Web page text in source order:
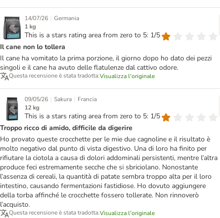
14/07/26 | Germania
1 kg
This is a stars rating area from zero to 5: 1/5
Il cane non lo tollera
Il cane ha vomitato la prima porzione, il giorno dopo ho dato dei pezzi
singoli e il cane ha avuto delle flatulenze dal cattivo odore.
Questa recensione è stata tradotta.Visualizza l'originale
09/05/26 | Sakura | Francia
12 kg
This is a stars rating area from zero to 5: 1/5
Troppo ricco di amido, difficile da digerire
Ho provato queste crocchette per le mie due cagnoline e il risultato è
molto negativo dal punto di vista digestivo. Una di loro ha finito per
rifiutare la ciotola a causa di dolori addominali persistenti, mentre l’altra
produce feci estremamente secche che si sbriciolano. Nonostante
l’assenza di cereali, la quantità di patate sembra troppo alta per il loro
intestino, causando fermentazioni fastidiose. Ho dovuto aggiungere
della torba affinché le crocchette fossero tollerate. Non rinnoverò
l’acquisto.
Questa recensione è stata tradotta.Visualizza l'originale